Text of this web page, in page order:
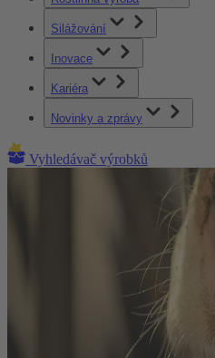
Silážování
Inovace
Kariéra
Novinky a zprávy
Vyhledávač výrobků